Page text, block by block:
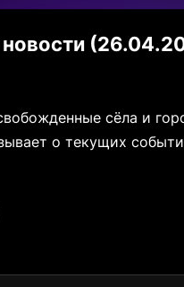
сёла и
о текущих